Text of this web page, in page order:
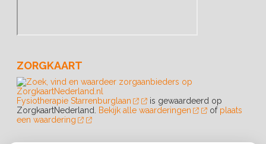
ZORGKAART
Fysiotherapie Starrenburglaan
is gewaardeerd op
ZorgkaartNederland. Bekijk alle waarderingen of plaats
een waardering